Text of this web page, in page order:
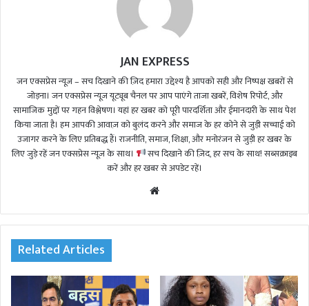
JAN EXPRESS
जन एक्सप्रेस न्यूज़ – सच दिखाने की ज़िद हमारा उद्देश्य है आपको सही और निष्पक्ष खबरों से
जोड़ना। जन एक्सप्रेस न्यूज़ यूट्यूब चैनल पर आप पाएंगे ताजा खबरें, विशेष रिपोर्ट, और
सामाजिक मुद्दों पर गहन विश्लेषण। यहां हर खबर को पूरी पारदर्शिता और ईमानदारी के साथ पेश
किया जाता है। हम आपकी आवाज़ को बुलंद करने और समाज के हर कोने से जुड़ी सच्चाई को
उजागर करने के लिए प्रतिबद्ध हैं। राजनीति, समाज, शिक्षा, और मनोरंजन से जुड़ी हर खबर के
लिए जुड़े रहें जन एक्सप्रेस न्यूज़ के साथ।
सच दिखाने की ज़िद, हर सच के साथ! सब्सक्राइब
करें और हर खबर से अपडेट रहें।
te
Related Articles